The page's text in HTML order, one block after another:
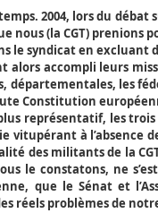
2004, lors du
nous (la CGT) prenions
le syndicat en excluant
alors accompli leurs
départementales, les
Constitution
représentatif, les
vitupérant à l’absence
des militants de la
le constatons, ne
que le Sénat et
réels problèmes de